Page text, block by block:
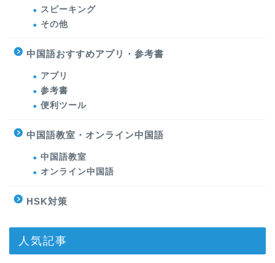
スピーキング
その他
中国語おすすめアプリ・参考書
アプリ
参考書
便利ツール
中国語教室・オンライン中国語
中国語教室
オンライン中国語
HSK対策
人気記事